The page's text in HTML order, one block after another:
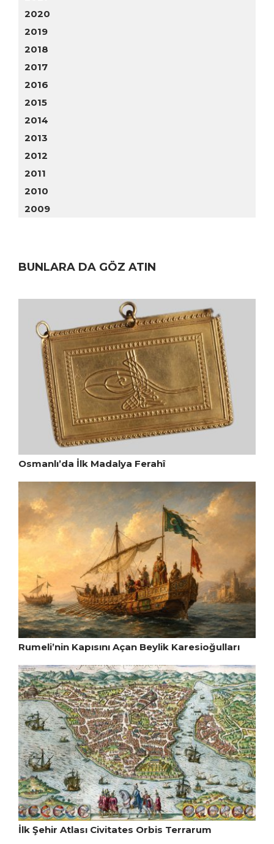
2020
2019
2018
2017
2016
2015
2014
2013
2012
2011
2010
2009
BUNLARA DA GÖZ ATIN
Osmanlı’da İlk Madalya Ferahî
Rumeli’nin Kapısını Açan Beylik Karesioğulları
İlk Şehir Atlası Civitates Orbis Terrarum